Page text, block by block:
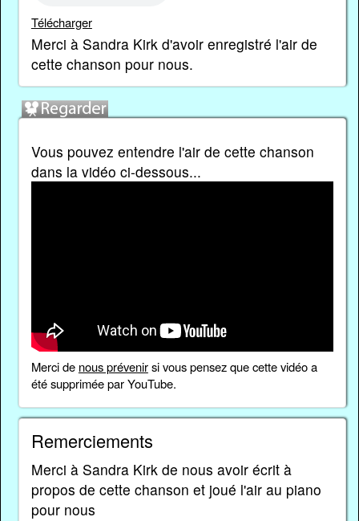
Télécharger
Merci à Sandra Kirk d'avoir enregistré l'air de
cette chanson pour nous.
Vous pouvez entendre l'air de cette chanson
dans la vidéo ci-dessous...
Merci de nous prévenirsi vous pensez que cette vidéo a
été supprimée par YouTube.
Remerciements
Merci à Sandra Kirk de nous avoir écrit à
propos de cette chanson et joué l'air au piano
pour nous